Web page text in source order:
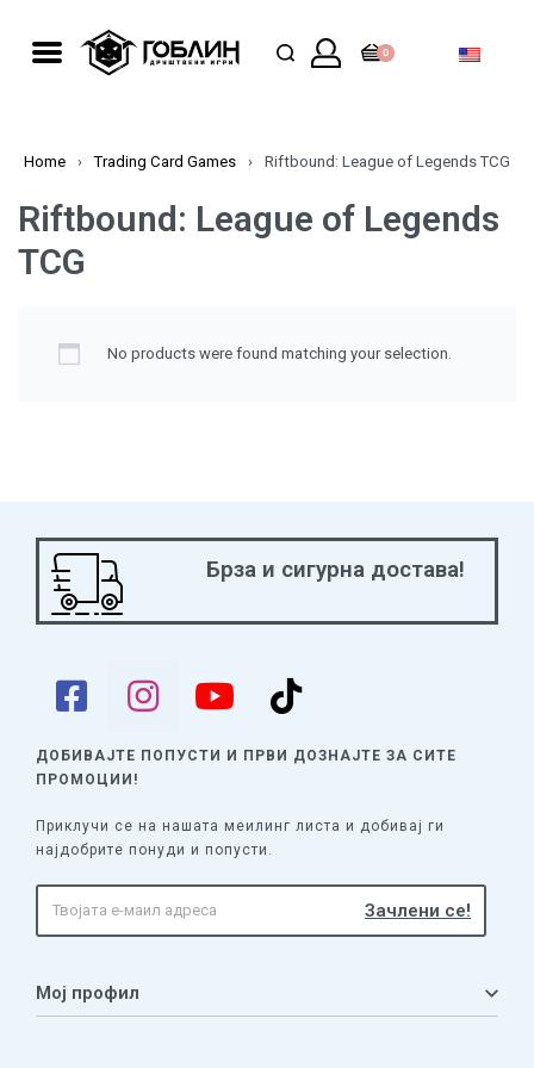
0
Home › Trading Card Games › Riftbound: League of Legends TCG
Riftbound: League of Legends
TCG
No products were found matching your selection.
Брза и сигурна достава!
ДОБИВАЈТЕ ПОПУСТИ И ПРВИ ДОЗНАЈТЕ ЗА СИТЕ
ПРОМОЦИИ!
Приклучи се на нашата меилинг листа и добивај ги
најдобрите понуди и попусти.
Мој профил